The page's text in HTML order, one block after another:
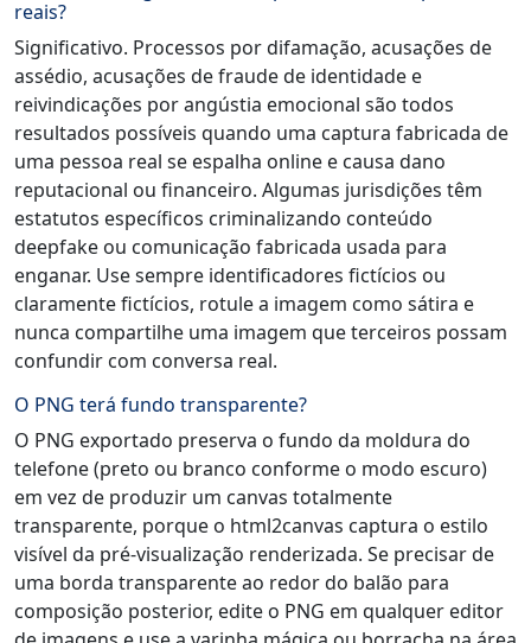
reais?
Significativo. Processos por difamação, acusações de
assédio, acusações de fraude de identidade e
reivindicações por angústia emocional são todos
resultados possíveis quando uma captura fabricada de
uma pessoa real se espalha online e causa dano
reputacional ou financeiro. Algumas jurisdições têm
estatutos específicos criminalizando conteúdo
deepfake ou comunicação fabricada usada para
enganar. Use sempre identificadores fictícios ou
claramente fictícios, rotule a imagem como sátira e
nunca compartilhe uma imagem que terceiros possam
confundir com conversa real.
O PNG terá fundo transparente?
O PNG exportado preserva o fundo da moldura do
telefone (preto ou branco conforme o modo escuro)
em vez de produzir um canvas totalmente
transparente, porque o html2canvas captura o estilo
visível da pré-visualização renderizada. Se precisar de
uma borda transparente ao redor do balão para
composição posterior, edite o PNG em qualquer editor